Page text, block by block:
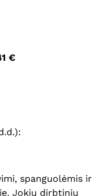
€
spanguolėmis ir
Jokių dirbtinių